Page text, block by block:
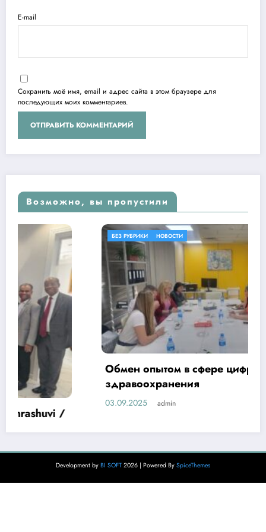
E-mail
Сохранить моё имя, email и адрес сайта в этом браузере для
последующих моих комментариев.
Возможно, вы пропустили
БЕЗ РУБРИКИ
Обмен опытом в сфере цифровизации
здравоохранения
Development by BI SOFT 2026 | Powered By SpiceThemes